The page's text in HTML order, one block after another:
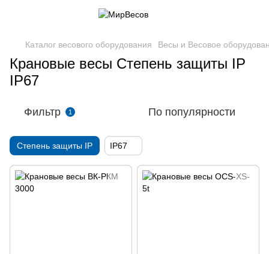
Каталог весового оборудования Весы и Весовое
Крановые весы Степень защиты IP
IP67
Фильтр 1 По популярности
Степень защиты IP IP67